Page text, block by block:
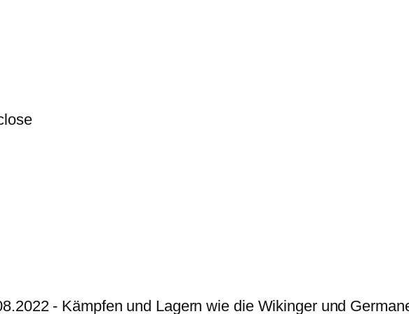
- Kämpfen und Lagern wie die Wikinger und